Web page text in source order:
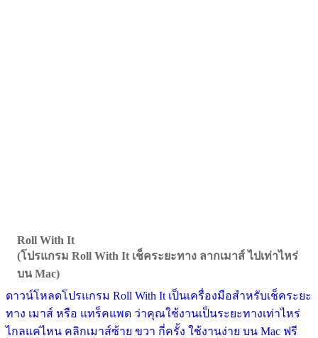
Roll With It
(โปรแกรม Roll With It เช็คระยะทาง ลากเมาส์ ไปเท่าไหร่
บน Mac)
ดาวน์โหลดโปรแกรม Roll With It เป็นเครื่องมือสำหรับเช็คระยะ
ทาง เมาส์ หรือ แทร็คแพด ว่าคุณใช้งานเป็นระยะทางเท่าไหร่
ไกลแค่ไหน คลิกเมาส์ซ้าย ขวา กี่ครั้ง ใช้งานง่าย บน Mac ฟรี